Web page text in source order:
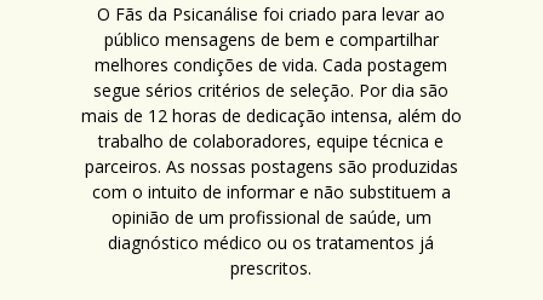
O Fãs da Psicanálise foi criado para levar ao
público mensagens de bem e compartilhar
melhores condições de vida. Cada postagem
segue sérios critérios de seleção. Por dia são
mais de 12 horas de dedicação intensa, além do
trabalho de colaboradores, equipe técnica e
parceiros. As nossas postagens são produzidas
com o intuito de informar e não substituem a
opinião de um profissional de saúde, um
diagnóstico médico ou os tratamentos já
prescritos.